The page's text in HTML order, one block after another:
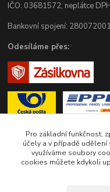
IČO: 03681572, neplátce
Bankovní spojení:
Odesíláme přes:
Zákaznická podpora eshopu
Pro základní funkčnost,
účely a v případě
využíváme soubory
cookies můžete kdykoli